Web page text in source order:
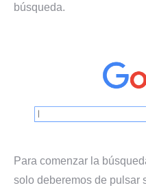
búsqueda.
Para comenzar la
solo deberemos de pulsar